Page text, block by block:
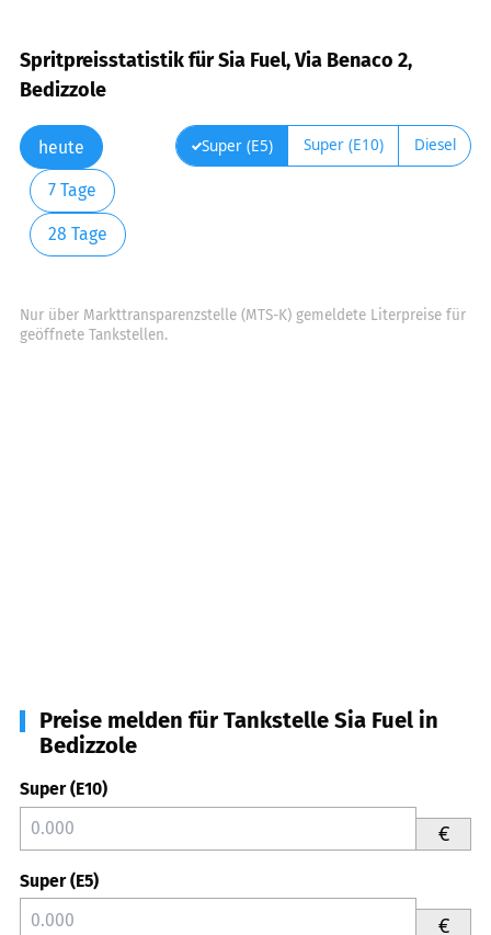
Spritpreisstatistik für Sia Fuel, Via Benaco 2,
Bedizzole
heute
7 Tage
28 Tage
Super (E5) Super (E10) Diesel
Nur über Markttransparenzstelle (MTS-K) gemeldete Literpreise für
geöffnete Tankstellen.
Preise melden für Tankstelle Sia Fuel in
Bedizzole
Super (E10)
€
Super (E5)
€